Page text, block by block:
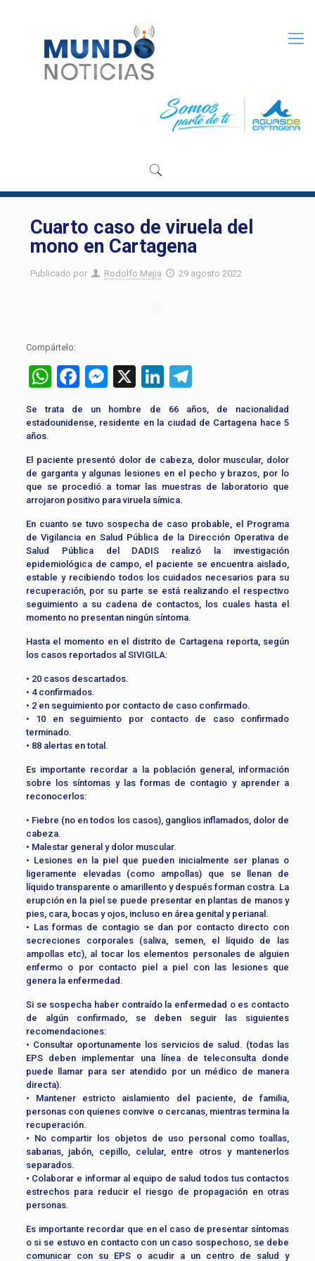
Cuarto caso de viruela del
mono en Cartagena
Publicado por Rodolfo Mejia 29 agosto 2022
Compártelo:
WhatsApp
Facebook
Messenger
X LinkedIn
Se trata de un hombre de 66 años, de nacionalidad
estadounidense, residente en la ciudad de Cartagena hace 5
años.
El paciente presentó dolor de cabeza, dolor muscular, dolor
de garganta y algunas lesiones en el pecho y brazos, por lo
que se procedió a tomar las muestras de laboratorio que
arrojaron positivo para viruela símica.
En cuanto se tuvo sospecha de caso probable, el Programa
de Vigilancia en Salud Pública de la Dirección Operativa de
Salud Pública del DADIS realizó la investigación
epidemiológica de campo, el paciente se encuentra aislado,
estable y recibiendo todos los cuidados necesarios para su
recuperación, por su parte se está realizando el respectivo
seguimiento a su cadena de contactos, los cuales hasta el
momento no presentan ningún síntoma.
Hasta el momento en el distrito de Cartagena reporta, según
los casos reportados al SIVIGILA:
• 20 casos descartados.
• 4 confirmados.
• 2 en seguimiento por contacto de caso confirmado.
• 10 en seguimiento por contacto de caso confirmado
terminado.
• 88 alertas en total.
Es importante recordar a la población general, información
sobre los síntomas y las formas de contagio y aprender a
reconocerlos:
• Fiebre (no en todos los casos), ganglios inflamados, dolor de
cabeza.
• Malestar general y dolor muscular.
• Lesiones en la piel que pueden inicialmente ser planas o
ligeramente elevadas (como ampollas) que se llenan de
líquido transparente o amarillento y después forman costra. La
erupción en la piel se puede presentar en plantas de manos y
pies, cara, bocas y ojos, incluso en área genital y perianal.
• Las formas de contagio se dan por contacto directo con
secreciones corporales (saliva, semen, el líquido de las
ampollas etc), al tocar los elementos personales de alguien
enfermo o por contacto piel a piel con las lesiones que
genera la enfermedad.
Si se sospecha haber contraído la enfermedad o es contacto
de algún confirmado, se deben seguir las siguientes
recomendaciones:
• Consultar oportunamente los servicios de salud. (todas las
EPS deben implementar una línea de teleconsulta donde
puede llamar para ser atendido por un médico de manera
directa).
• Mantener estricto aislamiento del paciente, de familia,
personas con quienes convive o cercanas, mientras termina la
recuperación.
• No compartir los objetos de uso personal como toallas,
sabanas, jabón, cepillo, celular, entre otros y mantenerlos
separados.
• Colaborar e informar al equipo de salud todos tus contactos
estrechos para reducir el riesgo de propagación en otras
personas.
Es importante recordar que en el caso de presentar síntomas
o si se estuvo en contacto con un caso sospechoso, se debe
comunicar con su EPS o acudir a un centro de salud y